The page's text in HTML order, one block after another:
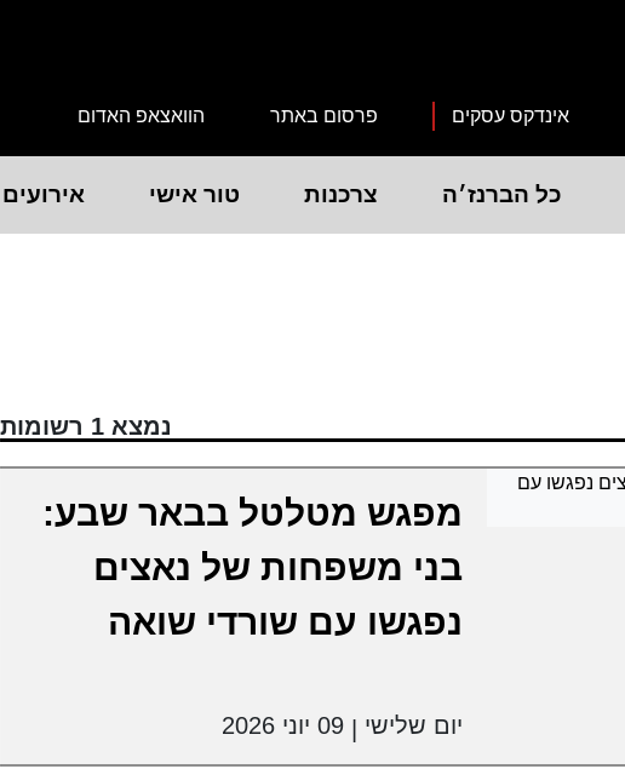
אינדקס עסקים פרסום באתר הוואצאפ האדום
כל הברנז׳ה צרכנות טור אישי אירועים
נמצא 1 רשומות
מפגש מטלטל בבאר שבע:
בני משפחות של נאצים
נפגשו עם שורדי שואה
יום שלישי 09 יוני 2026